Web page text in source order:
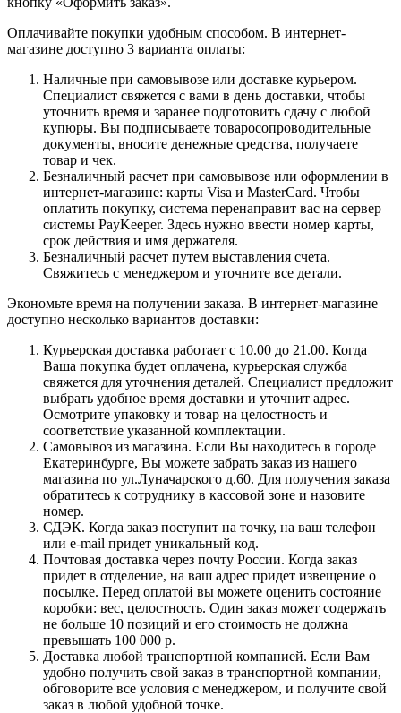
Оплачивайте покупки удобным способом. В интернет-
магазине доступно 3 варианта оплаты:
Наличные при самовывозе или доставке курьером.
Специалист свяжется с вами в день доставки, чтобы
уточнить время и заранее подготовить сдачу с любой
купюры. Вы подписываете товаросопроводительные
документы, вносите денежные средства, получаете
товар и чек.
Безналичный расчет при самовывозе или оформлении в
интернет-магазине: карты Visa и MasterCard. Чтобы
оплатить покупку, система перенаправит вас на сервер
системы PayKeeper. Здесь нужно ввести номер карты,
срок действия и имя держателя.
Безналичный расчет путем выставления счета.
Свяжитесь с менеджером и уточните все детали.
Экономьте время на получении заказа. В интернет-магазине
доступно несколько вариантов доставки:
Курьерская доставка работает с 10.00 до 21.00. Когда
Ваша покупка будет оплачена, курьерская служба
свяжется для уточнения деталей. Специалист предложит
выбрать удобное время доставки и уточнит адрес.
Осмотрите упаковку и товар на целостность и
соответствие указанной комплектации.
Самовывоз из магазина. Если Вы находитесь в городе
Екатеринбурге, Вы можете забрать заказ из нашего
магазина по ул.Луначарского д.60. Для получения заказа
обратитесь к сотруднику в кассовой зоне и назовите
номер.
СДЭК. Когда заказ поступит на точку, на ваш телефон
или e-mail придет уникальный код.
Почтовая доставка через почту России. Когда заказ
придет в отделение, на ваш адрес придет извещение о
посылке. Перед оплатой вы можете оценить состояние
коробки: вес, целостность. Один заказ может содержать
не больше 10 позиций и его стоимость не должна
превышать 100 000 р.
Доставка любой транспортной компанией. Если Вам
удобно получить свой заказ в транспортной компании,
обговорите все условия с менеджером, и получите свой
заказ в любой удобной точке.